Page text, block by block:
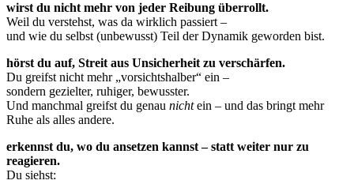
wirst du nicht mehr von jeder Reibung überrollt.
Weil du verstehst, was da wirklich passiert –
und wie du selbst (unbewusst) Teil der Dynamik geworden bist.
hörst du auf, Streit aus Unsicherheit zu verschärfen.
Du greifst nicht mehr „vorsichtshalber“ ein –
sondern gezielter, ruhiger, bewusster.
Und manchmal greifst du genau nichtein – und das bringt mehr
Ruhe als alles andere.
erkennst du, wo du ansetzen kannst – statt weiter nur zu
reagieren.
Du siehst: